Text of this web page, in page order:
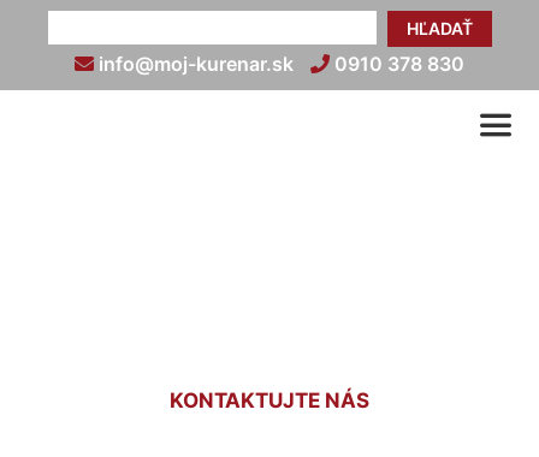
HĽADAŤ
info@moj-kurenar.sk 0910 378 830
KONTAKTUJTE NÁS